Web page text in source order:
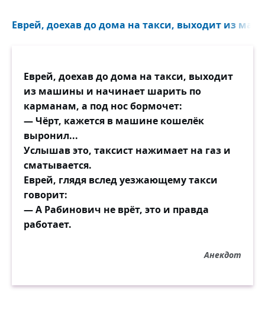
Еврей, доехав до дома на такси, выходит из
Еврей, доехав до дома на такси, выходит
из машины и начинает шарить по
карманам, а под нос бормочет:
— Чёрт, кажется в машине кошелёк
выронил...
Услышав это, таксист нажимает на газ и
сматывается.
Еврей, глядя вслед уезжающему такси
говорит:
— А Рабинович не врёт, это и правда
работает.
Анекдот